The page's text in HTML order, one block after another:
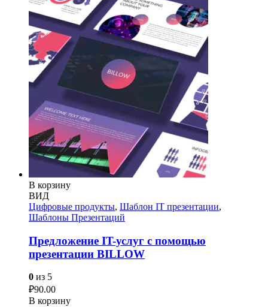
В корзину
ВИД
Цифровые продукты, Шаблон IT презентации,
Шаблоны Презентаций
Предложение IT-услуг с помощью
презентации BILLOW
0 из 5
₽90.00
В корзину